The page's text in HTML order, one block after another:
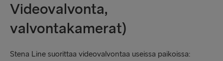
Videovalvonta,
valvontakamerat)
Stena Line suorittaa videovalvontaa useissa paikoissa: